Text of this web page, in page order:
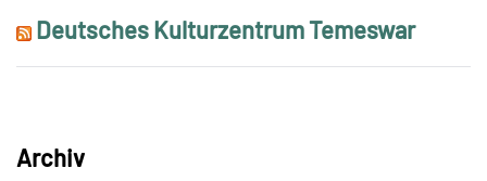
Deutsches Kulturzentrum Temeswar
Archiv